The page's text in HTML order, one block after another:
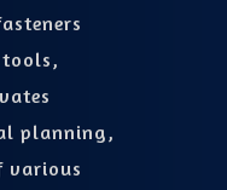
planning,
various